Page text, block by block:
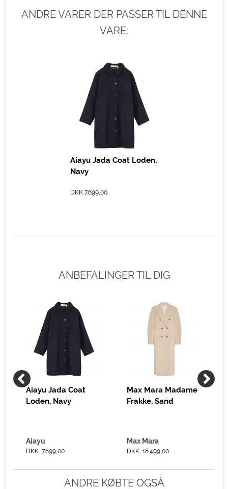
ANDRE VARER DER PASSER TIL DENNE
VARE:
Aiayu Jada Coat Loden,
Navy
DKK 7.699,00
ANBEFALINGER TIL DIG
Aiayu Jada Coat
Loden, Navy
Aiayu
DKK 7.699,00
Max Mara Madame
Frakke, Sand
Max Mara
DKK 18.499,00
ANDRE KØBTE OGSÅ